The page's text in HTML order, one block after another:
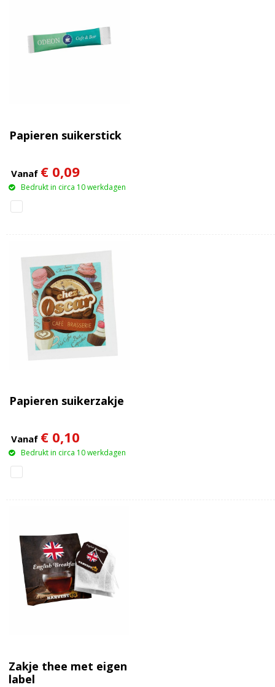
Papieren suikerstick
Vanaf € 0,09
Bedrukt in circa 10 werkdagen
Papieren suikerzakje
Vanaf € 0,10
Bedrukt in circa 10 werkdagen
Zakje thee met eigen
label